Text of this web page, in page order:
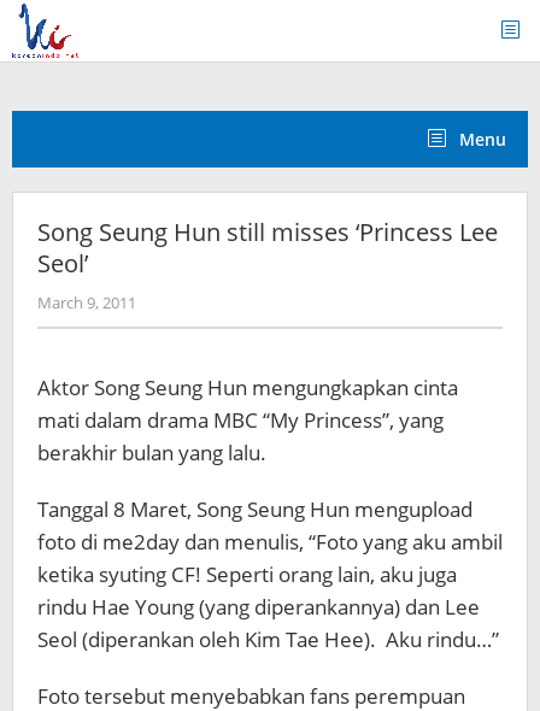
Skip
content
Menu
Song Seung Hun still misses ‘Princess Lee
Seol’
March 9, 2011
Koreanindo
Aktor Song Seung Hun mengungkapkan cinta
mati dalam drama MBC “My Princess”, yang
berakhir bulan yang lalu.
Tanggal 8 Maret, Song Seung Hun mengupload
foto di me2day dan menulis, “Foto yang aku ambil
ketika syuting CF! Seperti orang lain, aku juga
rindu Hae Young (yang diperankannya) dan Lee
Seol (diperankan oleh Kim Tae Hee). Aku rindu…”
Foto tersebut menyebabkan fans perempuan